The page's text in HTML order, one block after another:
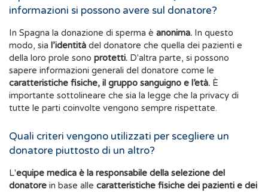
informazioni si possono avere sul donatore?
In Spagna la donazione di sperma è anonima. In questo
modo, sia l’identità del donatore che quella dei pazienti e
della loro prole sono protetti. D'altra parte, si possono
sapere informazioni generali del donatore come le
caratteristiche fisiche, il gruppo sanguigno e l’età. È
importante sottolineare che sia la legge che la privacy di
tutte le parti coinvolte vengono sempre rispettate.
Quali criteri vengono utilizzati per scegliere un
donatore piuttosto di un altro?
L'equipe medica è la responsabile della selezione del
donatore in base alle caratteristiche fisiche dei pazienti e dei